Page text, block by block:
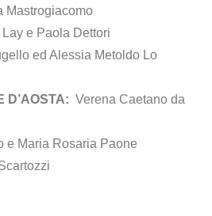
Mastrogiacomo
e Paola Dettori
ed Alessia Metoldo Lo
D’AOSTA: Verena Caetano da
e Maria Rosaria Paone